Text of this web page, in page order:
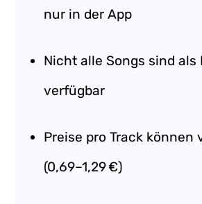
nur in der App
Nicht alle Songs sind als
verfügbar
Preise pro Track können
(0,69–1,29 €)